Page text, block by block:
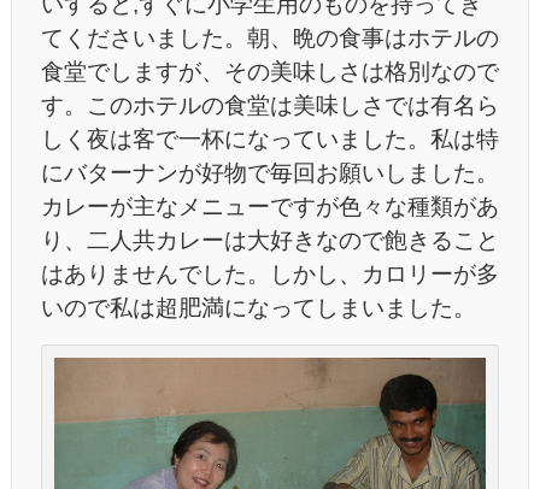
てくださいました。朝、晩の食事はホテルの
食堂でしますが、その美味しさは格別なので
す。このホテルの食堂は美味しさでは有名ら
しく夜は客で一杯になっていました。私は特
にバターナンが好物で毎回お願いしました。
カレーが主なメニューですが色々な種類があ
り、二人共カレーは大好きなので飽きること
はありませんでした。しかし、カロリーが多
いので私は超肥満になってしまいました。